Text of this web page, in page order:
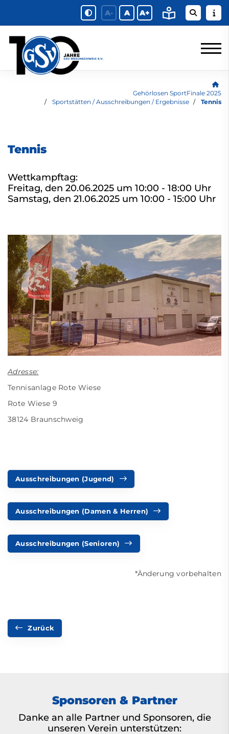
A- A A+
Gehörlosen SportFinale 2025
Sportstätten / Ausschreibungen / Ergebnisse
Tennis
Tennis
Wettkampftag:
Freitag, den 20.06.2025 um 10:00 - 18:00 Uhr
Samstag, den 21.06.2025 um 10:00 - 15:00 Uhr
Adresse:
Tennisanlage Rote Wiese
Rote Wiese 9
38124 Braunschweig
Ausschreibungen (Jugend)
Ausschreibungen (Damen & Herren)
Ausschreibungen (Senioren)
*Änderung vorbehalten
Zurück
Sponsoren & Partner
Danke an alle Partner und Sponsoren, die
unseren Verein unterstützen: